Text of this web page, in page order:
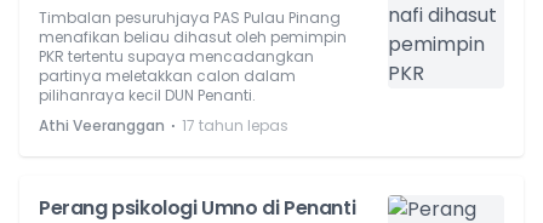
Timbalan pesuruhjaya PAS Pulau Pinang
menafikan beliau dihasut oleh pemimpin
PKR tertentu supaya mencadangkan
partinya meletakkan calon dalam
pilihanraya kecil DUN Penanti.
Athi Veeranggan ⋅ 17 tahun lepas
Perang psikologi Umno di Penanti